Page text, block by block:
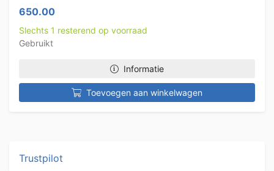
650.00
Slechts 1 resterend op voorraad
Gebruikt
Informatie
Toevoegen aan winkelwagen
Trustpilot